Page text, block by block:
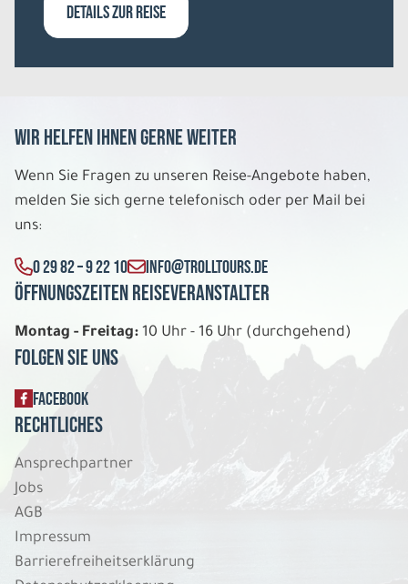
DETAILS ZUR REISE
Wir helfen Ihnen gerne weiter
Wenn Sie Fragen zu unseren Reise-Angebote haben,
melden Sie sich gerne telefonisch oder per Mail bei
uns:
0 29 82 – 9 22 10 INFO@TROLLTOURS.DE
Öffnungszeiten Reiseveranstalter
Montag - Freitag: 10 Uhr - 16 Uhr (durchgehend)
Folgen Sie uns
FACEBOOK
Rechtliches
Ansprechpartner
Jobs
AGB
Impressum
Barrierefreiheitserklärung